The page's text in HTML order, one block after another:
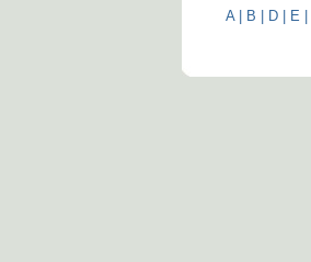
A| B D E